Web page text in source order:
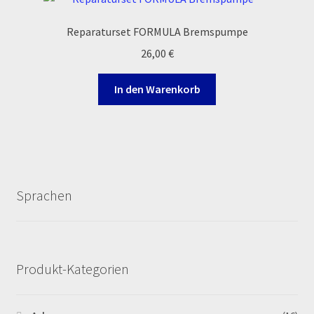
ZahlungsartenReparaturset FORMULA Bremspumpe
26,00 €
In den Warenkorb
Sprachen
Produkt-Kategorien